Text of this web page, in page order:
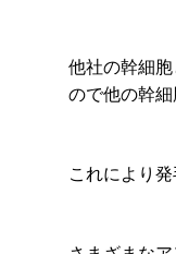
他社の幹細
ので他の幹細
これにより